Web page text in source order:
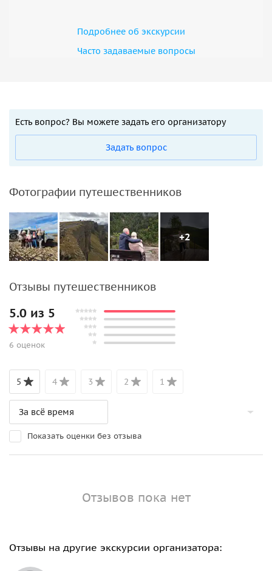
Подробнее об экскурсии
Часто задаваемые вопросы
Есть вопрос? Вы можете задать его организатору
Задать вопрос
Фотографии путешественников
+2
Отзывы путешественников
5.0 из 5
6 оценок
5 4 3 2 1
Показать оценки без отзыва
Отзывов пока нет
Отзывы на другие экскурсии организатора: